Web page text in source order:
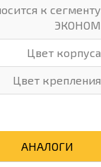
к сегменту
ЭКОНОМ
Цвет корпуса
Цвет крепления
АНАЛОГИ